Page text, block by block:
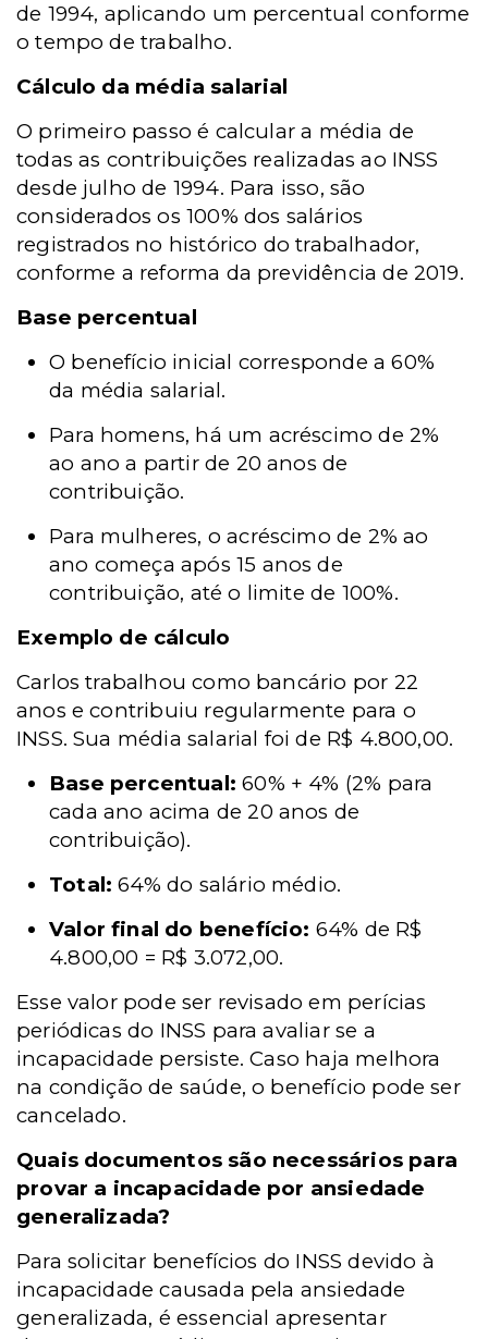
de 1994, aplicando um percentual conforme
o tempo de trabalho.
Cálculo da média salarial
O primeiro passo é calcular a média de
todas as contribuições realizadas ao INSS
desde julho de 1994. Para isso, são
considerados os 100% dos salários
registrados no histórico do trabalhador,
conforme a reforma da previdência de 2019.
Base percentual
O benefício inicial corresponde a 60%
da média salarial.
Para homens, há um acréscimo de 2%
ao ano a partir de 20 anos de
contribuição.
Para mulheres, o acréscimo de 2% ao
ano começa após 15 anos de
contribuição, até o limite de 100%.
Exemplo de cálculo
Carlos trabalhou como bancário por 22
anos e contribuiu regularmente para o
INSS. Sua média salarial foi de R$ 4.800,00.
Base percentual: 60% + 4% (2% para
cada ano acima de 20 anos de
contribuição).
Total: 64% do salário médio.
Valor final do benefício: 64% de R$
4.800,00 = R$ 3.072,00.
Esse valor pode ser revisado em perícias
periódicas do INSS para avaliar se a
incapacidade persiste. Caso haja melhora
na condição de saúde, o benefício pode ser
cancelado.
Quais documentos são necessários para
provar a incapacidade por ansiedade
generalizada?
Para solicitar benefícios do INSS devido à
incapacidade causada pela ansiedade
generalizada, é essencial apresentar